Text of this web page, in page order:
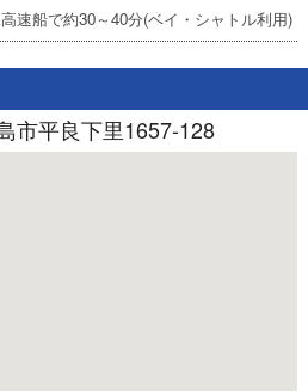
船で約30～40分(ベイ・シャトル利用)
市平良下里1657-128